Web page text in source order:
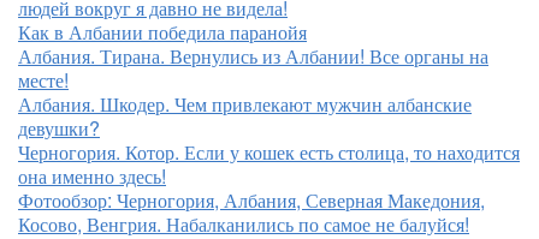
людей вокруг я давно не видела!
Как в Албании победила паранойя
Албания. Тирана. Вернулись из Албании! Все органы на
месте!
Албания. Шкодер. Чем привлекают мужчин албанские
девушки?
Черногория. Котор. Если у кошек есть столица, то находится
она именно здесь!
Фотообзор: Черногория, Албания, Северная Македония,
Косово, Венгрия. Набалканились по самое не балуйся!